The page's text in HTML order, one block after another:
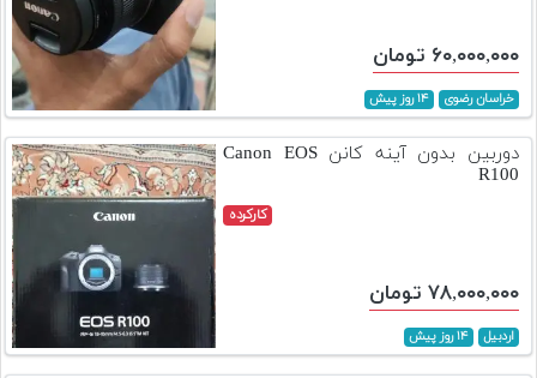
۶۰,۰۰۰,۰۰۰ تومان
خراسان رضوی ۱۴ روز پیش
دوربین بدون آینه کانن Canon EOS
R100
کارکرده
۷۸,۰۰۰,۰۰۰ تومان
اردبیل ۱۴ روز پیش